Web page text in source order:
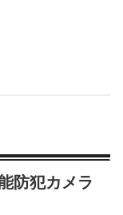
防犯カメラ